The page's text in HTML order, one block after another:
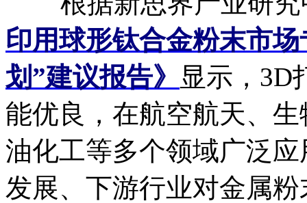
印用球形钛合金粉末市
划”建议报告》 显示，3D
能优良，在航空航天、
油化工等多个领域广泛
发展、下游行业对金属